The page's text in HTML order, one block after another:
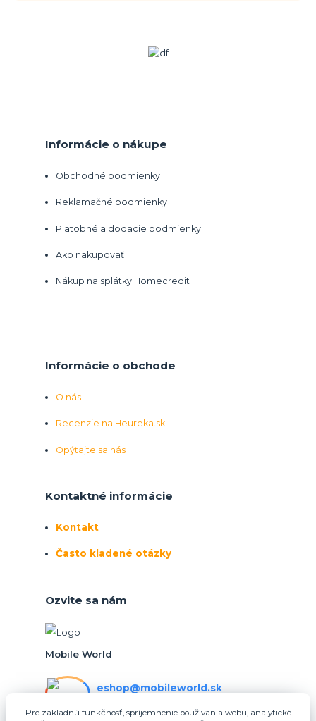
Informácie o nákupe
Obchodné podmienky
Reklamačné podmienky
Platobné a dodacie podmienky
Ako nakupovať
Nákup na splátky Homecredit
Informácie o obchode
O nás
Recenzie na Heureka.sk
Opýtajte sa nás
Kontaktné informácie
Kontakt
Často kladené otázky
Ozvite sa nám
Mobile World
eshop@mobileworld.sk
Pre základnú funkčnosť, spríjemnenie používania webu, analytické